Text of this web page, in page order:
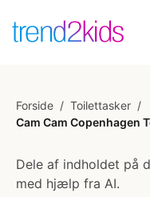
Forside / Toilettasker /
Cam Cam Copenhagen
Dele af indholdet på
med hjælp fra AI.